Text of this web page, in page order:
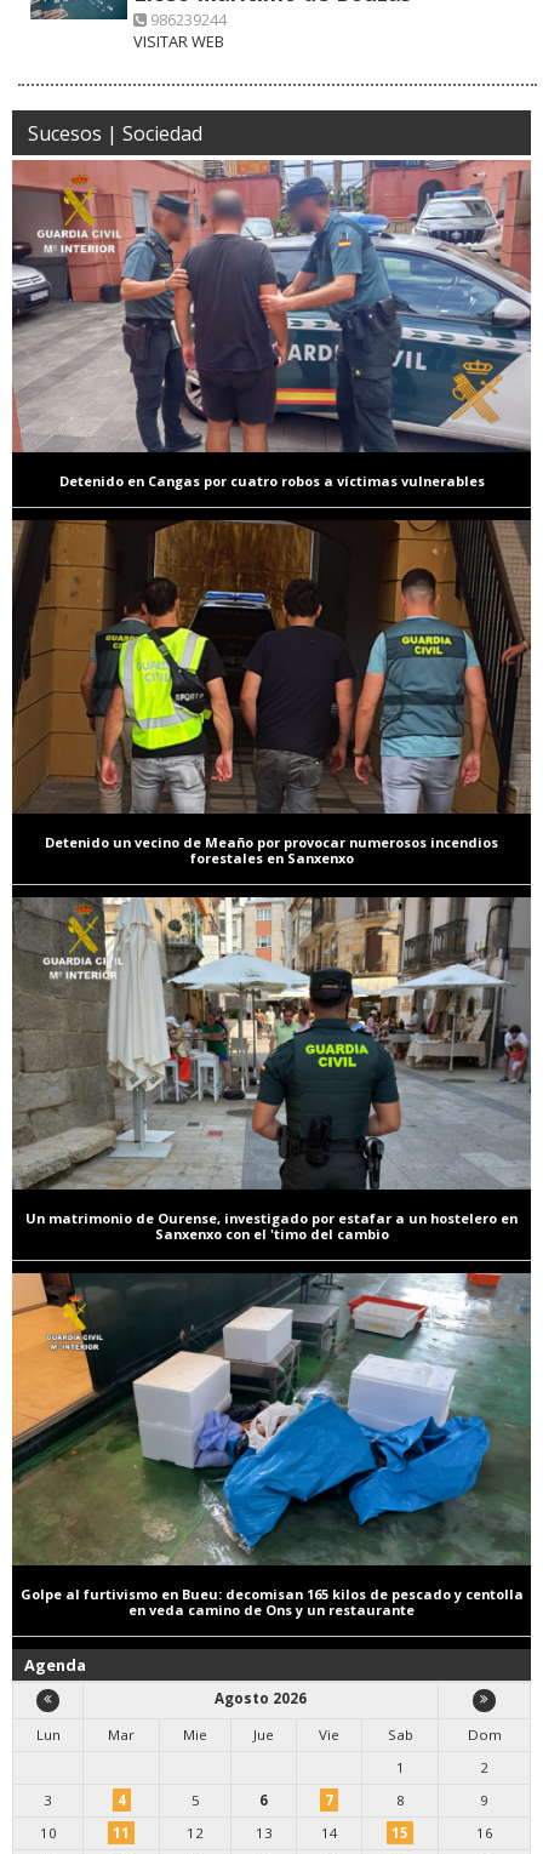
986239244
VISITAR WEB
Sucesos | Sociedad
Detenido en Cangas por cuatro robos a víctimas vulnerables
Detenido un vecino de Meaño por provocar numerosos incendios
forestales en Sanxenxo
Un matrimonio de Ourense, investigado por estafar a un hostelero en
Sanxenxo con el 'timo del cambio
Golpe al furtivismo en Bueu: decomisan 165 kilos de pescado y centolla
en veda camino de Ons y un restaurante
Agenda
Agosto 2026
Lun
Mar Mie Jue Vie Sab
Dom
1
2
3
4 5 6 7 8
9
10
11 12 13 14 15
16